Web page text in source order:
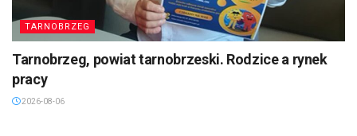
TARNOBRZEG
Tarnobrzeg, powiat tarnobrzeski. Rodzice a rynek
pracy
2026-08-06